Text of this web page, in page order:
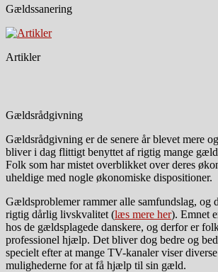
Gældssanering
Artikler
Gældsrådgivning
Gældsrådgivning er de senere år blevet mere
bliver i dag flittigt benyttet af rigtig mange
Folk som har mistet overblikket over deres
uheldige med nogle økonomiske dispositioner.
Gældsproblemer rammer alle samfundslag, og
rigtig dårlig livskvalitet (læs mere her). Emnet
hos de gældsplagede danskere, og derfor er
professionel hjælp. Det bliver dog bedre og
specielt efter at mange TV-kanaler viser
mulighederne for at få hjælp til sin gæld.